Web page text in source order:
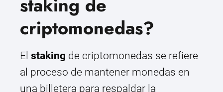
criptomonedas?
El staking de criptomonedas se refiere
al proceso de mantener monedas en
una billetera para respaldar la